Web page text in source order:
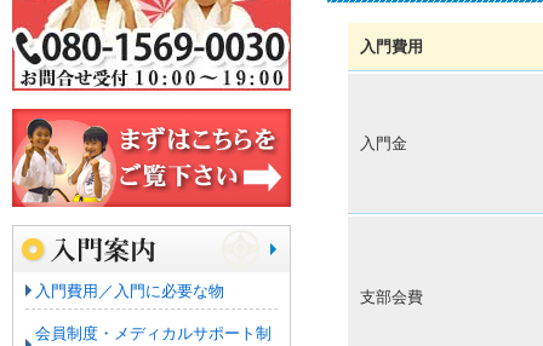
入門費用
入門金
支部会費
入門費用／入門に必要な物
会員制度・メディカルサポート制